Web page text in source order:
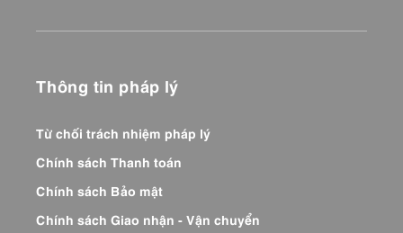
Thông tin pháp lý
Từ chối trách nhiệm pháp lý
Chính sách Thanh toán
Chính sách Bảo mật
Chính sách Giao nhận - Vận chuyển